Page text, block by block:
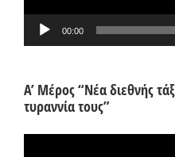
00:00
Α’ Μέρος “Νέα διεθνής
τυραννία τους”